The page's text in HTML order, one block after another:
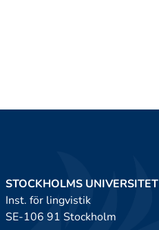
STOCKHOLMS UNIVERSITET
Inst. för lingvistik
SE-106 91 Stockholm